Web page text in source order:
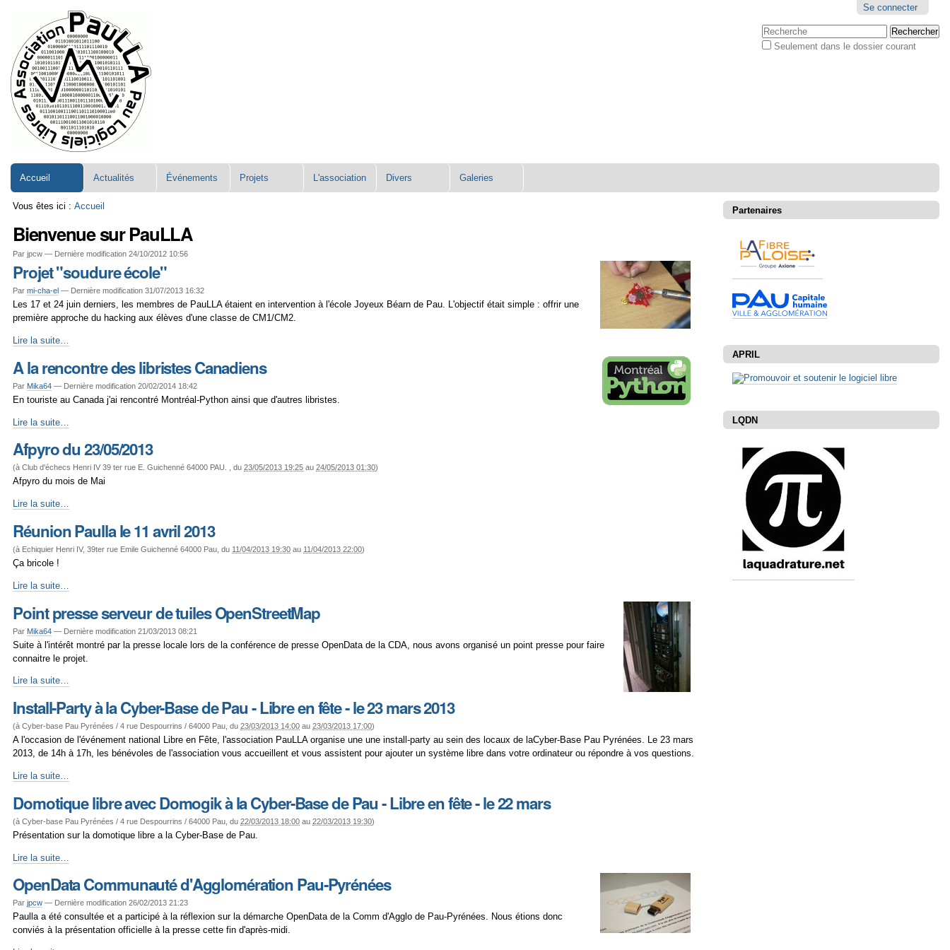
contenu.
Aller
à
la
navigation
personnels
Se connecter
Chercher par
Seulement dans le dossier courant
Accueil Actualités Événements Projets L'association Divers Galeries
Vous êtes ici : Accueil
Bienvenue sur PauLLA
Par jpcw — Dernière modification 24/10/2012 10:56
Projet "soudure école"
Parmi-cha-el — Dernière modification 31/07/2013 16:32
Les 17 et 24 juin derniers, les membres de PauLLA étaient en intervention à l'école Joyeux Béarn de Pau. L'objectif était simple : offrir une
première approche du hacking aux élèves d'une classe de CM1/CM2.
Projet
école"
Lire la suite…
A la rencontre des libristes Canadiens
Par Mika64 — Dernière modification 20/02/2014 18:42
En touriste au Canada j'ai rencontré Montréal-Python ainsi que d'autres libristes.
A
rencontre
des
libristes
Canadiens
-
Lire la suite…
Afpyro du 23/05/2013
(àClub d'échecs Henri IV 39 ter rue E. Guichenné 64000 PAU. , du23/05/2013 19:25 au24/05/2013 01:30)
Afpyro du mois de Mai
Afpyro
23/05/2013
Lire la suite…
Réunion Paulla le 11 avril 2013
(à Echiquier Henri IV, 39ter rue Emile Guichenné 64000 Pau , du 11/04/2013 19:30 au 11/04/2013 22:00)
Ça bricole !
Réunion
le
avril
2013
-
Lire la suite…
Point presse serveur de tuiles OpenStreetMap
Par Mika64 — Dernière modification 21/03/2013 08:21
Suite à l'intérêt montré par la presse locale lors de la conférence de presse OpenData de la CDA, nous avons organisé un point presse pour faire
connaitre le projet.
Point
serveur
de
tuiles
OpenStreetMap
Lire la suite…
Install-Party à la Cyber-Base de Pau - Libre en fête - le 23 mars 2013
(àCyber-base Pau Pyrénées / 4 rue Despourrins / 64000 Pau , du23/03/2013 14:00 au23/03/2013 17:00)
A l'occasion de l'événement national Libre en Fête, l'association PauLLA organise une une install-party au sein des locaux de laCyber-Base Pau Pyrénées. Le 23 mars
2013, de 14h à 17h, les bénévoles de l'association vous accueillent et vous assistent pour ajouter un système libre dans votre ordinateur ou répondre à vos questions.
Install-
à
Cyber-
Base
de
-
Libre
en
fête
-
Lire la suite…
Domotique libre avec Domogik à la Cyber-Base de Pau - Libre en fête - le 22 mars
(àCyber-base Pau Pyrénées / 4 rue Despourrins / 64000 Pau , du22/03/2013 18:00 au22/03/2013 19:30)
Présentation sur la domotique libre a la Cyber-Base de Pau.
Domotique
avec
Domogik
à
Lire la suite…
OpenData Communauté d'Agglomération Pau-Pyrénées
Parjpcw — Dernière modification 26/02/2013 21:23
Paulla a été consultée et a participé à la réflexion sur la démarche OpenData de la Comm d'Agglo de Pau-Pyrénées. Nous étions donc
conviés à la présentation officielle à la presse cette fin d'après-midi.
Partenaires
APRIL
LQDN